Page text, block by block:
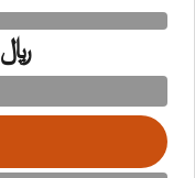
﷼‎58.27 SAR